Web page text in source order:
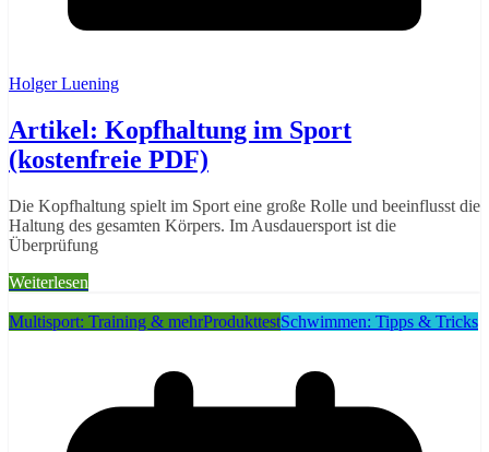
Holger Luening
Artikel: Kopfhaltung im Sport
(kostenfreie PDF)
Die Kopfhaltung spielt im Sport eine große Rolle und beeinflusst die
Haltung des gesamten Körpers. Im Ausdauersport ist die
Überprüfung
Weiterlesen
Multisport: Training & mehrProdukttestSchwimmen: Tipps & Tricks